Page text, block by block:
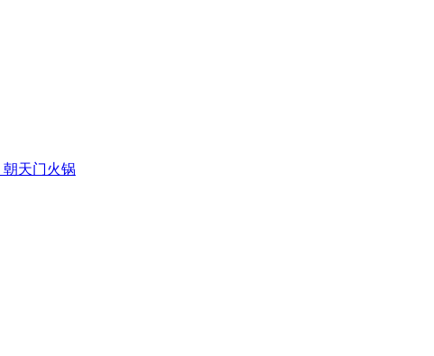
朝天门火锅